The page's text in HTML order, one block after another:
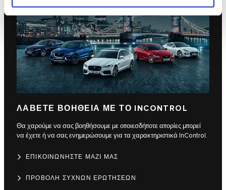
ΛΑΒΕΤΕ ΒΟΗΘΕΙΑ ΜΕ ΤΟ INCONTROL
Θα χαρούμε να σας βοηθήσουμε με οποιεσδήποτε απορίες μπορεί
να έχετε ή να σας ενημερώσουμε για τα χαρακτηριστικά InControl.
ΕΠΙΚΟΙΝΩΝΗΣΤΕ ΜΑΖΙ ΜΑΣ
ΠΡΟΒΟΛΗ ΣΥΧΝΩΝ ΕΡΩΤΗΣΕΩΝ